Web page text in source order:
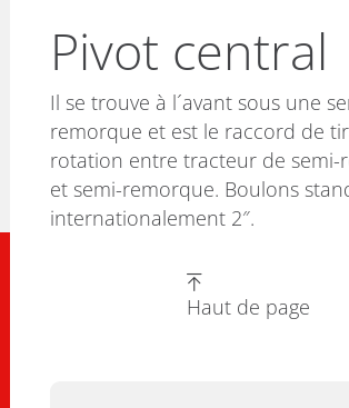
Pivot central
Il se trouve à l´avant sous une
remorque et est le raccord de
rotation entre tracteur de semi-
et semi-remorque. Boulons
internationalement 2″.
Haut de page